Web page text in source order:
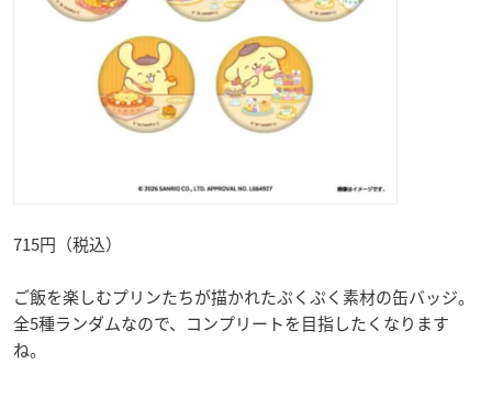
715円（税込）
ご飯を楽しむプリンたちが描かれたぷくぷく素材の缶バッジ。
全5種ランダムなので、コンプリートを目指したくなります
ね。